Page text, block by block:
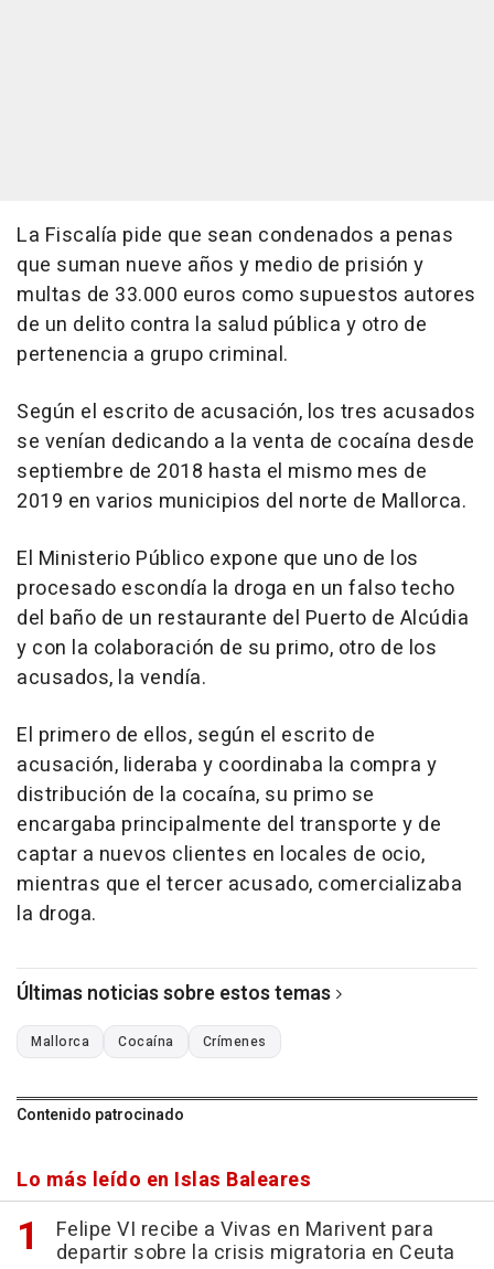
La Fiscalía pide que sean condenados a penas
que suman nueve años y medio de prisión y
multas de 33.000 euros como supuestos autores
de un delito contra la salud pública y otro de
pertenencia a grupo criminal.
Según el escrito de acusación, los tres acusados
se venían dedicando a la venta de cocaína desde
septiembre de 2018 hasta el mismo mes de
2019 en varios municipios del norte de Mallorca.
El Ministerio Público expone que uno de los
procesado escondía la droga en un falso techo
del baño de un restaurante del Puerto de Alcúdia
y con la colaboración de su primo, otro de los
acusados, la vendía.
El primero de ellos, según el escrito de
acusación, lideraba y coordinaba la compra y
distribución de la cocaína, su primo se
encargaba principalmente del transporte y de
captar a nuevos clientes en locales de ocio,
mientras que el tercer acusado, comercializaba
la droga.
Últimas noticias sobre estos temas
Mallorca Cocaína Crímenes
Contenido patrocinado
Lo más leído en Islas Baleares
Felipe VI recibe a Vivas en Marivent para
departir sobre la crisis migratoria en Ceuta